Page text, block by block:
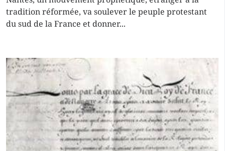
tradition réformée, va soulever le peuple protestant
du sud de la France et donner...